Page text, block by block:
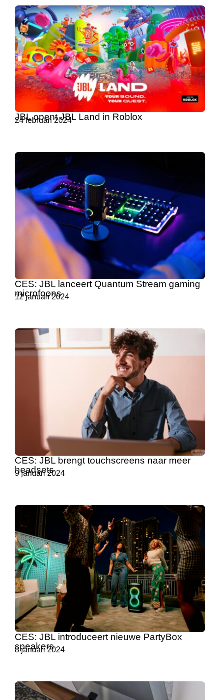
JBL opent JBL Land in Roblox
24 februari 2024
CES: JBL lanceert Quantum Stream gaming
microfoons
12 januari 2024
CES: JBL brengt touchscreens naar meer
headsets
9 januari 2024
CES: JBL introduceert nieuwe PartyBox
speakers
8 januari 2024